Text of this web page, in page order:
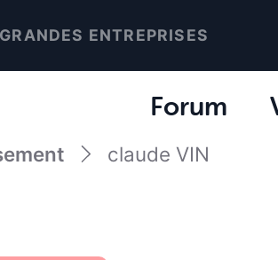
GRANDES ENTREPRISES
Forum
claude VIN